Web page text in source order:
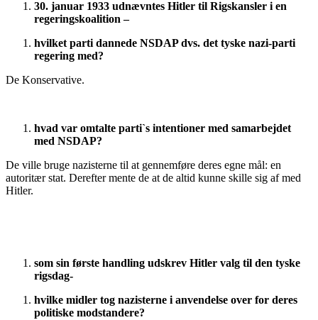
30. januar 1933 udnævntes Hitler til Rigskansler i en
regeringskoalition –
hvilket parti dannede NSDAP dvs. det tyske nazi-parti
regering med?
De Konservative.
hvad var omtalte parti`s intentioner med samarbejdet
med NSDAP?
De ville bruge nazisterne til at gennemføre deres egne mål: en
autoritær stat. Derefter mente de at de altid kunne skille sig af med
Hitler.
som sin første handling udskrev Hitler valg til den tyske
rigsdag-
hvilke midler tog nazisterne i anvendelse over for deres
politiske modstandere?